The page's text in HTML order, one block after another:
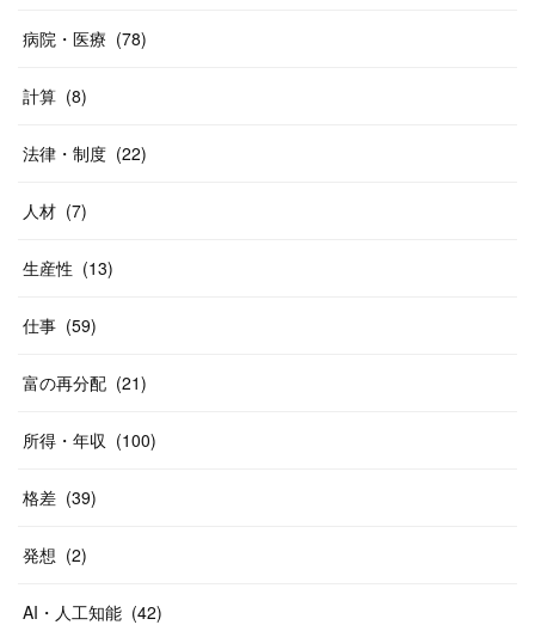
病院・医療 (78)
計算 (8)
法律・制度 (22)
人材 (7)
生産性 (13)
仕事 (59)
富の再分配 (21)
所得・年収 (100)
格差 (39)
発想 (2)
AI・人工知能 (42)